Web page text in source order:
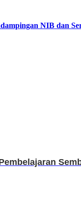
NIB dan